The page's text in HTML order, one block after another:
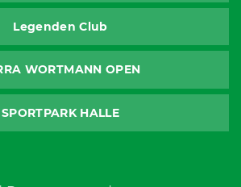
Legenden Club
WORTMANN OPEN
SPORTPARK HALLE